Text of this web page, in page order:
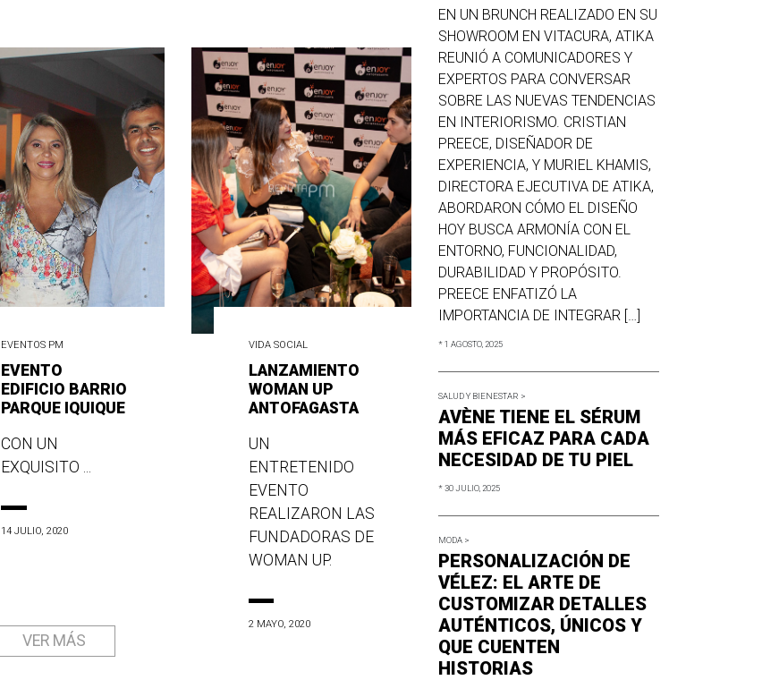
EVENTOS PM
EVENTO
EDIFICIO BARRIO
PARQUE IQUIQUE
CON UN
EXQUISITO ...
14 JULIO, 2020
VIDA SOCIAL
LANZAMIENTO
WOMAN UP
ANTOFAGASTA
UN
ENTRETENIDO
EVENTO
REALIZARON LAS
FUNDADORAS DE
WOMAN UP.
2 MAYO, 2020
VER MÁS
EN UN BRUNCH REALIZADO EN SU
SHOWROOM EN VITACURA, ATIKA
REUNIÓ A COMUNICADORES Y
EXPERTOS PARA CONVERSAR
SOBRE LAS NUEVAS TENDENCIAS
EN INTERIORISMO. CRISTIAN
PREECE, DISEÑADOR DE
EXPERIENCIA, Y MURIEL KHAMIS,
DIRECTORA EJECUTIVA DE ATIKA,
ABORDARON CÓMO EL DISEÑO
HOY BUSCA ARMONÍA CON EL
ENTORNO, FUNCIONALIDAD,
DURABILIDAD Y PROPÓSITO.
PREECE ENFATIZÓ LA
IMPORTANCIA DE INTEGRAR […]
* 1 AGOSTO, 2025
SALUD Y BIENESTAR >
AVÈNE TIENE EL SÉRUM
MÁS EFICAZ PARA CADA
NECESIDAD DE TU PIEL
* 30 JULIO, 2025
MODA >
PERSONALIZACIÓN DE
VÉLEZ: EL ARTE DE
CUSTOMIZAR DETALLES
AUTÉNTICOS, ÚNICOS Y
QUE CUENTEN
HISTORIAS